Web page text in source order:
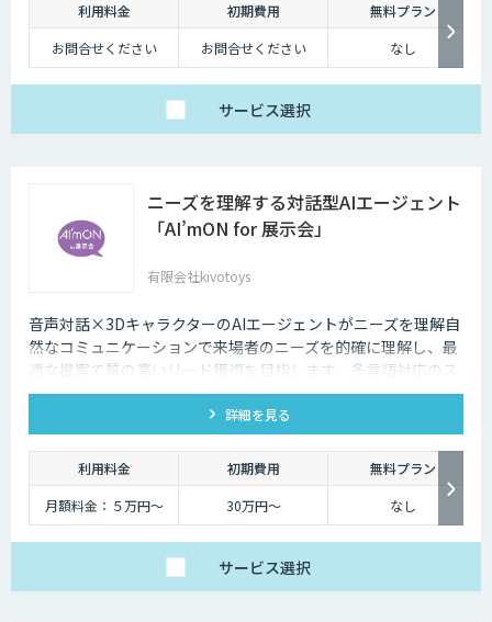
利用料金 初期費用
無料プラン
お問合せください
お問合せください なし
サービス選択
ニーズを理解する対話型AIエージェント
「AI’mON for 展示会」
有限会社kivotoys
音声対話×3DキャラクターのAIエージェントがニーズを理解自
然なコミュニケーションで来場者のニーズを的確に理解し、最
適な提案で質の高いリード獲得を目指します。多言語対応のス
タッフとして、人件費削減も実現。対話記録の取得・分析で展
示会後の追客も確実な成果へ。詳細を見る
利用料金 初期費用
無料プラン
月額料金：５万円〜
30万円〜 なし
サービス選択